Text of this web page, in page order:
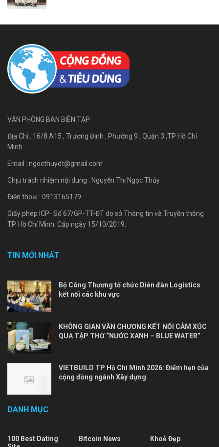
VĂN PHÒNG BAN BIÊN TẬP
Địa Chỉ : 16/8 A15 , Trương Định , Phường 9 , Quận 3 ,TP Hồ Chí
Minh.
Email : ngocthuydt@gmail.com
Chịu trách nhiệm nội dung : Nguyễn Thị Ngọc Thủy
Điện thoại : 0913165179
Giấy phép ICP- Số 67/GP-TT-ĐT do sở Thông tin và Truyền thông
TP. Hồ Chí Minh. Cấp ngày 15/10/2019.
TIN MỚI NHẤT
Bộ Công Thương tổ chức Diễn đàn Logistics
kết nối các khu vực
KHÔNG GIAN VĂN CHƯƠNG KẾT NỐI CẢM XÚC
QUA TẬP THƠ “NƯỚC XANH – BLUE WATER”
VIETBUILD TP Hồ Chí Minh 2026: Điểm hẹn của
cộng đồng ngành Xây dựng
DANH MỤC
100 Best Dating
Bitcoin News Khoẻ Đẹp